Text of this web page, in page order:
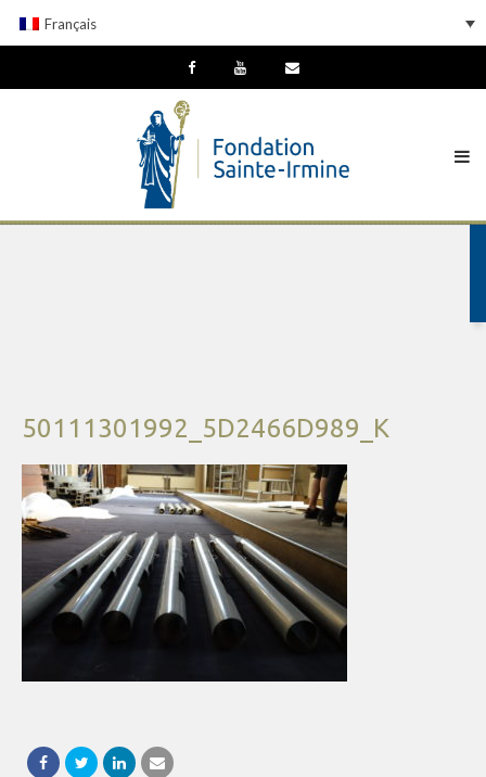
Français
50111301992_5D2466D989_K